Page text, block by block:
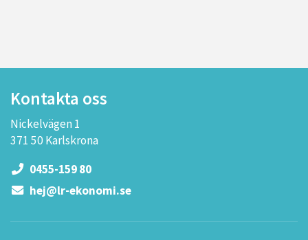
Kontakta oss
Nickelvägen 1
371 50 Karlskrona
0455-159 80
hej@lr-ekonomi.se